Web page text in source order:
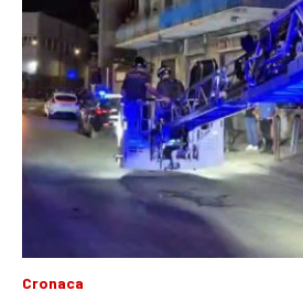
Cronaca